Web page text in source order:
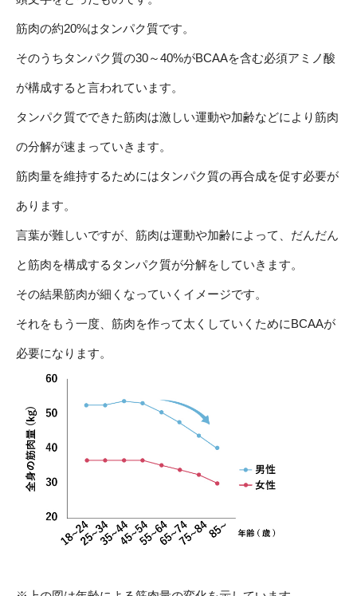
筋肉の約20%はタンパク質です。
そのうちタンパク質の30～40%がBCAAを含む必須アミノ酸
が構成すると言われています。
タンパク質でできた筋肉は激しい運動や加齢などにより筋肉
の分解が速まっていきます。
筋肉量を維持するためにはタンパク質の再合成を促す必要が
あります。
言葉が難しいですが、筋肉は運動や加齢によって、だんだん
と筋肉を構成するタンパク質が分解をしていきます。
その結果筋肉が細くなっていくイメージです。
それをもう一度、筋肉を作って太くしていくためにBCAAが
必要になります。